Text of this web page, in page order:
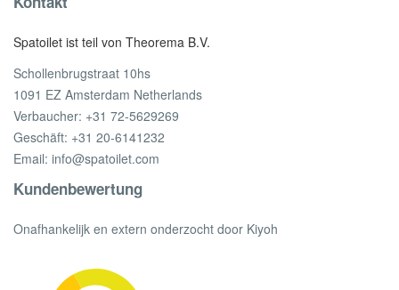
Spatoilet ist teil von Theorema B.V.
Schollenbrugstraat 10hs
1091 EZ Amsterdam Netherlands
Verbaucher: +31 72-5629269
Geschäft: +31 20-6141232
Email: info@spatoilet.com
Kundenbewertung
Onafhankelijk en extern onderzocht door Kiyoh